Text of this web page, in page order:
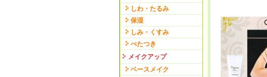
しわ・たるみ
保湿
しみ・くすみ
べたつき
メイクアップ
ベースメイク